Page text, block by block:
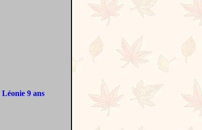
Léonie 9 ans